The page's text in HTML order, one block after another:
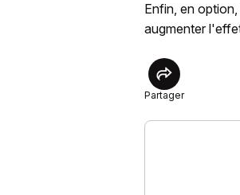
Enfin, en
augmenter
Partager